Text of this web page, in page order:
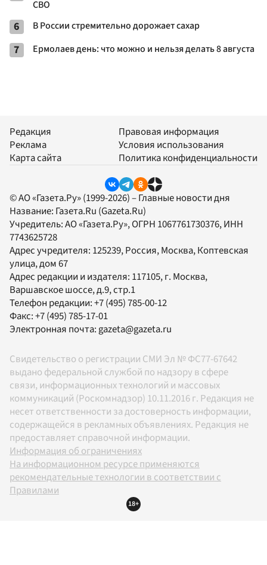
СВО
6 В России стремительно дорожает сахар
7 Ермолаев день: что можно и нельзя делать 8 августа
Редакция
Реклама
Карта сайта
Правовая информация
Условия использования
Политика конфиденциальности
© АО «Газета.Ру» (1999-2026) – Главные новости дня
Название: Газета.Ru (Gazeta.Ru)
Учредитель:АО «Газета.Ру», ОГРН 1067761730376, ИНН
7743625728
Адрес учредителя: 125239, Россия, Москва, Коптевская
улица, дом 67
Адрес редакции и издателя: 117105, г. Москва,
Варшавское шоссе, д.9, стр.1
Телефон редакции:+7 (495) 785-00-12
Факс:+7 (495) 785-17-01
Электронная почта: gazeta@gazeta.ru
Свидетельство о регистрации СМИ Эл № ФС77-67642
выдано федеральной службой по надзору в сфере
связи, информационных технологий и массовых
коммуникаций (Роскомнадзор) 10.11.2016 г. Редакция не
несет ответственности за достоверность информации,
содержащейся в рекламных объявлениях. Редакция не
предоставляет справочной информации.
Информация об ограничениях
На информационном ресурсе применяются
рекомендательные технологии в соответствии с
Правилами
18+